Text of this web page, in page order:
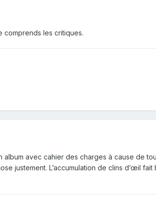
comprends les critiques.
album avec cahier des charges à cause de
justement. L’accumulation de clins d’œil